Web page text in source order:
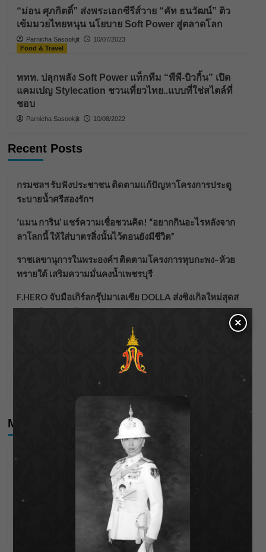
“ม่อน ศุภกิตติ์” ส่งพระเอกซีรีส์วาย “คัท ธนวัฒน์” ติว
เข้มมวยไทยหนุน นโยบาย Soft Power สู่ตลาดโลก
Parnicha Sasookjit
10/07/2023
Food & Travel
ททท. ปลุกพลัง Soft Power แท็กทีม “พีพี-บิวกิ้น” เปิด
แคมเปญ Stylecation ชวนเที่ยวไทย..แบบที่ใช่สไตล์ที่
ชอบ
Parnicha Sasookjit 10/08/2022
Recent Posts
กรมชลฯ รับฟังประชาชน ติดตามแก้ปัญหาโครงการประตู
ระบายน้ำศรีสองรักฯ
‘แมน การิน’ แชร์ความเชื่อชวนคิด! “อยากกินอะไรหลังจาก
ลาโลกนี้ ให้ใส่บาตรสิ่งนั้นไว้ตอนยังมีชีวิต”
ราชเลขานุการในพระองค์ฯ ติดตามโครงการหุบกะพง–ห้วย
ทรายใต้ เสริมความมั่นคงน้ำเพชรบุรี
F.HERO จับมือเกิร์ลกรุ๊ปมาเลเซีย DOLLA ส่งซิงเกิลใหม่สุดส
ตรอง “G.O.A.T”
กรมชลฯ เกาะติดฝนทั่วประเทศ เตรียมเครื่องจักรรับมือน้ำ
เดือดโค้งสุดท้าย! “ภณ ณวัสน์ – จีน่า ญีนา” ส่ง “ธาตรี” เรต
ติ้งพุ่ง พาคนดูแห่ลุ้นบทสรุป 10 สิงหาคมนี้ !
Meta
×